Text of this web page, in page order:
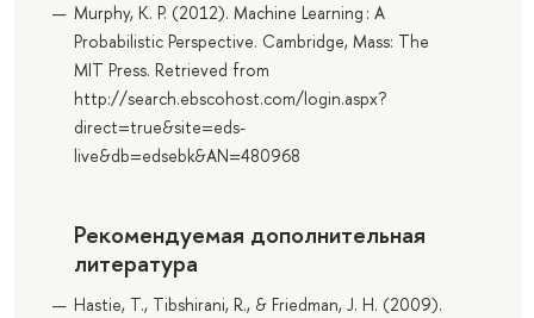
Murphy, K. P. (2012). Machine Learning : A
Probabilistic Perspective. Cambridge, Mass: The
MIT Press. Retrieved from
http://search.ebscohost.com/login.aspx?
direct=true&site=eds-
live&db=edsebk&AN=480968
Рекомендуемая дополнительная
литература
Hastie, T., Tibshirani, R., & Friedman, J. H. (2009).